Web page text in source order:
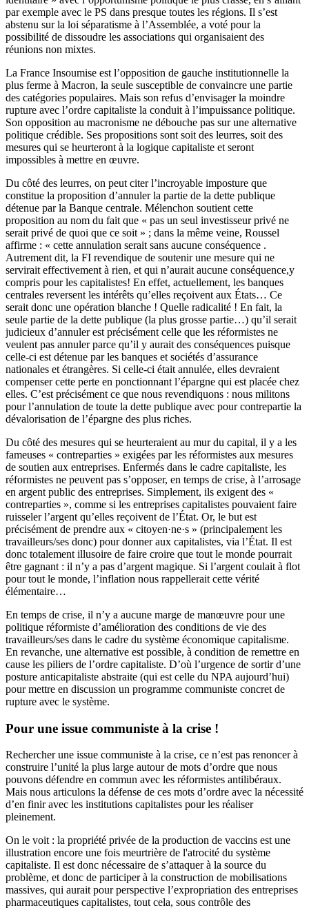
par exemple avec le PS dans presque toutes les régions. Il s’est
abstenu sur la loi séparatisme à l’Assemblée, a voté pour la
possibilité de dissoudre les associations qui organisaient des
réunions non mixtes.
La France Insoumise est l’opposition de gauche institutionnelle la
plus ferme à Macron, la seule susceptible de convaincre une partie
des catégories populaires. Mais son refus d’envisager la moindre
rupture avec l’ordre capitaliste la conduit à l’impuissance politique.
Son opposition au macronisme ne débouche pas sur une alternative
politique crédible. Ses propositions sont soit des leurres, soit des
mesures qui se heurteront à la logique capitaliste et seront
impossibles à mettre en œuvre.
Du côté des leurres, on peut citer l’incroyable imposture que
constitue la proposition d’annuler la partie de la dette publique
détenue par la Banque centrale. Mélenchon soutient cette
proposition au nom du fait que « pas un seul investisseur privé ne
serait privé de quoi que ce soit » ; dans la même veine, Roussel
affirme : « cette annulation serait sans aucune conséquence .
Autrement dit, la FI revendique de soutenir une mesure qui ne
servirait effectivement à rien, et qui n’aurait aucune conséquence,y
compris pour les capitalistes! En effet, actuellement, les banques
centrales reversent les intérêts qu’elles reçoivent aux États… Ce
serait donc une opération blanche ! Quelle radicalité ! En fait, la
seule partie de la dette publique (la plus grosse partie…) qu’il serait
judicieux d’annuler est précisément celle que les réformistes ne
veulent pas annuler parce qu’il y aurait des conséquences puisque
celle-ci est détenue par les banques et sociétés d’assurance
nationales et étrangères. Si celle-ci était annulée, elles devraient
compenser cette perte en ponctionnant l’épargne qui est placée chez
elles. C’est précisément ce que nous revendiquons : nous militons
pour l’annulation de toute la dette publique avec pour contrepartie la
dévalorisation de l’épargne des plus riches.
Du côté des mesures qui se heurteraient au mur du capital, il y a les
fameuses « contreparties » exigées par les réformistes aux mesures
de soutien aux entreprises. Enfermés dans le cadre capitaliste, les
réformistes ne peuvent pas s’opposer, en temps de crise, à l’arrosage
en argent public des entreprises. Simplement, ils exigent des «
contreparties », comme si les entreprises capitalistes pouvaient faire
ruisseler l’argent qu’elles reçoivent de l’État. Or, le but est
précisément de prendre aux « citoyen·ne·s » (principalement les
travailleurs/ses donc) pour donner aux capitalistes, via l’État. Il est
donc totalement illusoire de faire croire que tout le monde pourrait
être gagnant : il n’y a pas d’argent magique. Si l’argent coulait à flot
pour tout le monde, l’inflation nous rappellerait cette vérité
élémentaire…
En temps de crise, il n’y a aucune marge de manœuvre pour une
politique réformiste d’amélioration des conditions de vie des
travailleurs/ses dans le cadre du système économique capitalisme.
En revanche, une alternative est possible, à condition de remettre en
cause les piliers de l’ordre capitaliste. D’où l’urgence de sortir d’une
posture anticapitaliste abstraite (qui est celle du NPA aujourd’hui)
pour mettre en discussion un programme communiste concret de
rupture avec le système.
Pour une issue communiste à la crise !
Rechercher une issue communiste à la crise, ce n’est pas renoncer à
construire l’unité la plus large autour de mots d’ordre que nous
pouvons défendre en commun avec les réformistes antilibéraux.
Mais nous articulons la défense de ces mots d’ordre avec la nécessité
d’en finir avec les institutions capitalistes pour les réaliser
pleinement.
On le voit : la propriété privée de la production de vaccins est une
illustration encore une fois meurtrière de l'atrocité du système
capitaliste. Il est donc nécessaire de s’attaquer à la source du
problème, et donc de participer à la construction de mobilisations
massives, qui aurait pour perspective l’expropriation des entreprises
pharmaceutiques capitalistes, tout cela, sous contrôle des